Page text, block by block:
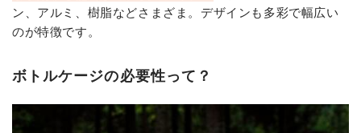
ン、アルミ、樹脂などさまざま。デザインも多彩で幅広い
のが特徴です。
ボトルケージの必要性って？